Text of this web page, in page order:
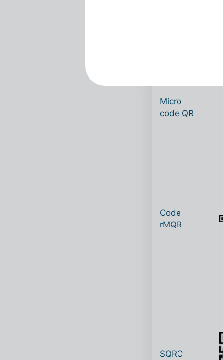
Micro
code QR
Code
rMQR
SQRC